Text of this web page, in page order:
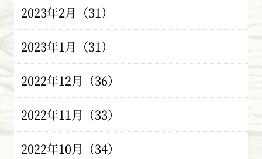
2023年2月（31）
2023年1月（31）
2022年12月（36）
2022年11月（33）
2022年10月（34）